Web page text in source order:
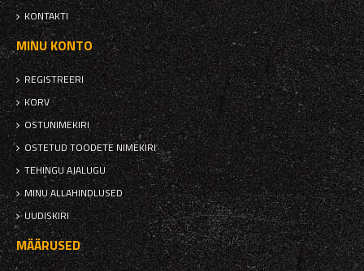
KONTAKTI
MINU KONTO
REGISTREERI
KORV
OSTUNIMEKIRI
OSTETUD TOODETE NIMEKIRI
TEHINGU AJALUGU
MINU ALLAHINDLUSED
UUDISKIRI
MÄÄRUSED